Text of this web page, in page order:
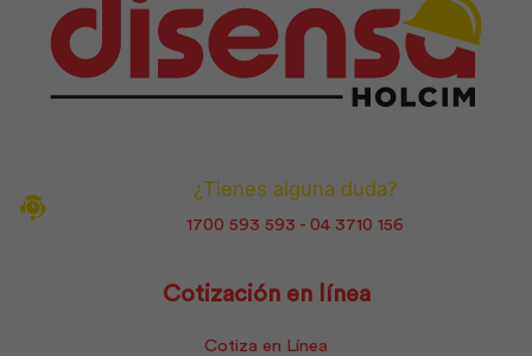
¿Tienes alguna duda?
1700 593 593 - 04 3710 156
Cotización en línea
Cotiza en Línea